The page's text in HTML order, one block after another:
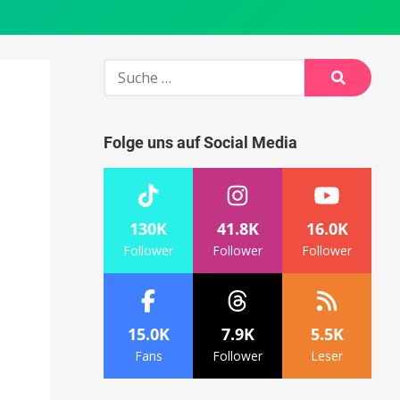
Suche
Suche
Folge uns auf Social Media
130K
Follower
41.8K
Follower
16.0K
Follower
15.0K
Fans
7.9K
Follower
5.5K
Leser